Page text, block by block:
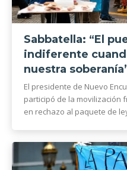
Sabbatella: “El
indiferente
nuestra
El presidente de Nuevo
participó de la movilización
en rechazo al paquete de